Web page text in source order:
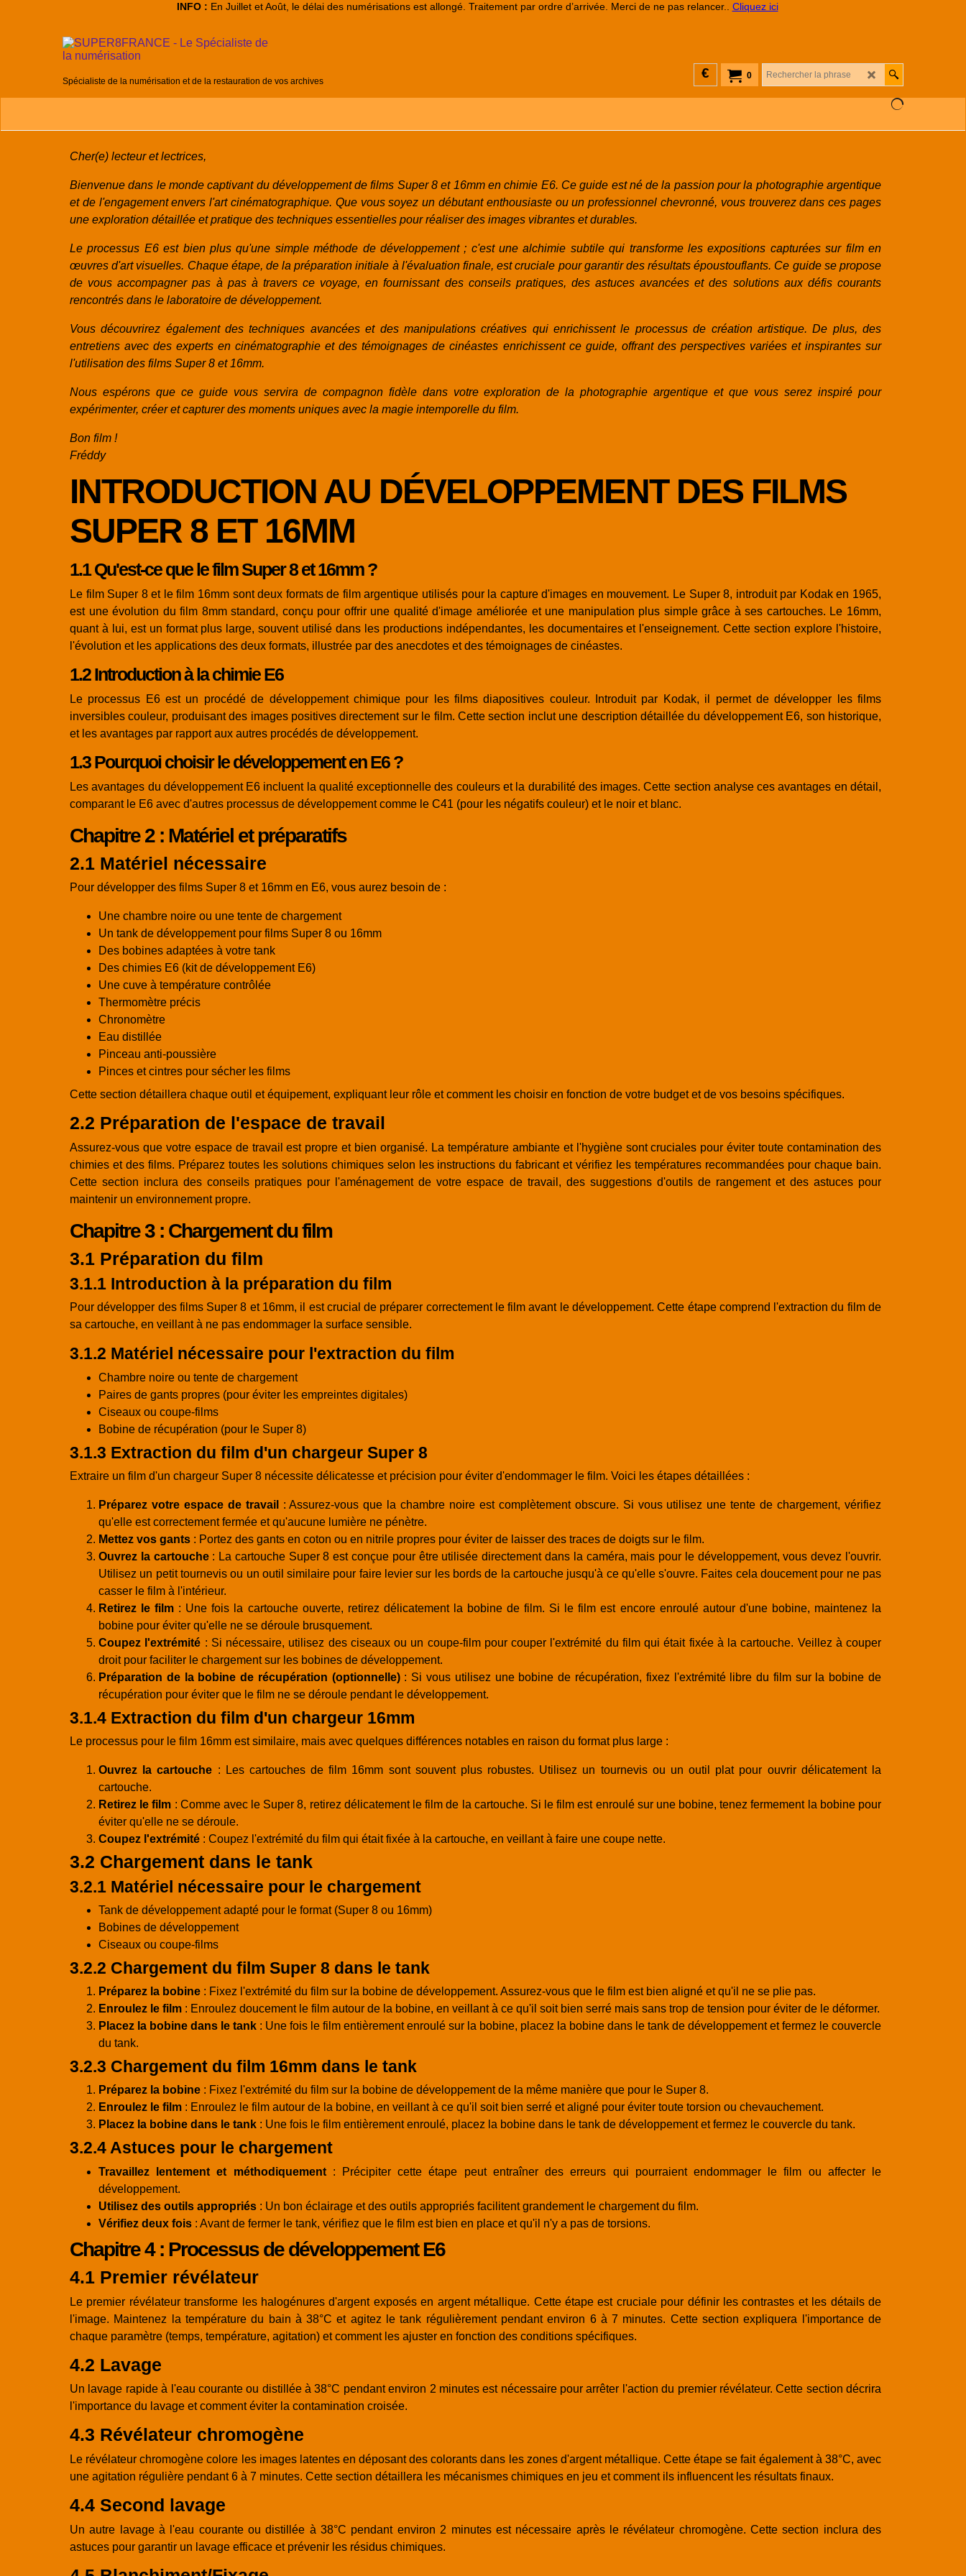
INFO : En Juillet et Août, le délai des numérisations est allongé. Traitement par ordre d’arrivée. Merci de ne pas relancer.. Cliquez ici
Spécialiste de la numérisation et de la restauration de vos archives
0
€
Cher(e) lecteur et lectrices,
Bienvenue dans le monde captivant du développement de films Super 8 et 16mm en chimie E6. Ce guide est né de la passion pour la photographie argentique
et de l'engagement envers l'art cinématographique. Que vous soyez un débutant enthousiaste ou un professionnel chevronné, vous trouverez dans ces pages
une exploration détaillée et pratique des techniques essentielles pour réaliser des images vibrantes et durables.
Le processus E6 est bien plus qu'une simple méthode de développement ; c'est une alchimie subtile qui transforme les expositions capturées sur film en
œuvres d'art visuelles. Chaque étape, de la préparation initiale à l'évaluation finale, est cruciale pour garantir des résultats époustouflants. Ce guide se propose
de vous accompagner pas à pas à travers ce voyage, en fournissant des conseils pratiques, des astuces avancées et des solutions aux défis courants
rencontrés dans le laboratoire de développement.
Vous découvrirez également des techniques avancées et des manipulations créatives qui enrichissent le processus de création artistique. De plus, des
entretiens avec des experts en cinématographie et des témoignages de cinéastes enrichissent ce guide, offrant des perspectives variées et inspirantes sur
l'utilisation des films Super 8 et 16mm.
Nous espérons que ce guide vous servira de compagnon fidèle dans votre exploration de la photographie argentique et que vous serez inspiré pour
expérimenter, créer et capturer des moments uniques avec la magie intemporelle du film.
Bon film !
Fréddy
INTRODUCTION AU DÉVELOPPEMENT DES FILMS
SUPER 8 ET 16MM
1.1 Qu'est-ce que le film Super 8 et 16mm ?
Le film Super 8 et le film 16mm sont deux formats de film argentique utilisés pour la capture d'images en mouvement. Le Super 8, introduit par Kodak en 1965,
est une évolution du film 8mm standard, conçu pour offrir une qualité d'image améliorée et une manipulation plus simple grâce à ses cartouches. Le 16mm,
quant à lui, est un format plus large, souvent utilisé dans les productions indépendantes, les documentaires et l'enseignement. Cette section explore l'histoire,
l'évolution et les applications des deux formats, illustrée par des anecdotes et des témoignages de cinéastes.
1.2 Introduction à la chimie E6
Le processus E6 est un procédé de développement chimique pour les films diapositives couleur. Introduit par Kodak, il permet de développer les films
inversibles couleur, produisant des images positives directement sur le film. Cette section inclut une description détaillée du développement E6, son historique,
et les avantages par rapport aux autres procédés de développement.
1.3 Pourquoi choisir le développement en E6 ?
Les avantages du développement E6 incluent la qualité exceptionnelle des couleurs et la durabilité des images. Cette section analyse ces avantages en détail,
comparant le E6 avec d'autres processus de développement comme le C41 (pour les négatifs couleur) et le noir et blanc.
Chapitre 2 : Matériel et préparatifs
2.1 Matériel nécessaire
Pour développer des films Super 8 et 16mm en E6, vous aurez besoin de :
Une chambre noire ou une tente de chargement
Un tank de développement pour films Super 8 ou 16mm
Des bobines adaptées à votre tank
Des chimies E6 (kit de développement E6)
Une cuve à température contrôlée
Thermomètre précis
Chronomètre
Eau distillée
Pinceau anti-poussière
Pinces et cintres pour sécher les films
Cette section détaillera chaque outil et équipement, expliquant leur rôle et comment les choisir en fonction de votre budget et de vos besoins spécifiques.
2.2 Préparation de l'espace de travail
Assurez-vous que votre espace de travail est propre et bien organisé. La température ambiante et l'hygiène sont cruciales pour éviter toute contamination des
chimies et des films. Préparez toutes les solutions chimiques selon les instructions du fabricant et vérifiez les températures recommandées pour chaque bain.
Cette section inclura des conseils pratiques pour l'aménagement de votre espace de travail, des suggestions d'outils de rangement et des astuces pour
maintenir un environnement propre.
Chapitre 3 : Chargement du film
3.1 Préparation du film
3.1.1 Introduction à la préparation du film
Pour développer des films Super 8 et 16mm, il est crucial de préparer correctement le film avant le développement. Cette étape comprend l'extraction du film de
sa cartouche, en veillant à ne pas endommager la surface sensible.
3.1.2 Matériel nécessaire pour l'extraction du film
Chambre noire ou tente de chargement
Paires de gants propres (pour éviter les empreintes digitales)
Ciseaux ou coupe-films
Bobine de récupération (pour le Super 8)
3.1.3 Extraction du film d'un chargeur Super 8
Extraire un film d'un chargeur Super 8 nécessite délicatesse et précision pour éviter d'endommager le film. Voici les étapes détaillées :
Préparez votre espace de travail
: Assurez-vous que la chambre noire est complètement obscure. Si vous utilisez une tente de chargement, vérifiez
qu'elle est correctement fermée et qu'aucune lumière ne pénètre.
Mettez vos gants : Portez des gants en coton ou en nitrile propres pour éviter de laisser des traces de doigts sur le film.
Ouvrez la cartouche: La cartouche Super 8 est conçue pour être utilisée directement dans la caméra, mais pour le développement, vous devez l'ouvrir.
Utilisez un petit tournevis ou un outil similaire pour faire levier sur les bords de la cartouche jusqu'à ce qu'elle s'ouvre. Faites cela doucement pour ne pas
casser le film à l'intérieur.
Retirez le film : Une fois la cartouche ouverte, retirez délicatement la bobine de film. Si le film est encore enroulé autour d'une bobine, maintenez la
bobine pour éviter qu'elle ne se déroule brusquement.
Coupez l'extrémité : Si nécessaire, utilisez des ciseaux ou un coupe-film pour couper l'extrémité du film qui était fixée à la cartouche. Veillez à couper
droit pour faciliter le chargement sur les bobines de développement.
Préparation de la bobine de récupération (optionnelle): Si vous utilisez une bobine de récupération, fixez l'extrémité libre du film sur la bobine de
récupération pour éviter que le film ne se déroule pendant le développement.
3.1.4 Extraction du film d'un chargeur 16mm
Le processus pour le film 16mm est similaire, mais avec quelques différences notables en raison du format plus large :
Ouvrez la cartouche : Les cartouches de film 16mm sont souvent plus robustes. Utilisez un tournevis ou un outil plat pour ouvrir délicatement la
cartouche.
Retirez le film : Comme avec le Super 8, retirez délicatement le film de la cartouche. Si le film est enroulé sur une bobine, tenez fermement la bobine pour
éviter qu'elle ne se déroule.
Coupez l'extrémité : Coupez l'extrémité du film qui était fixée à la cartouche, en veillant à faire une coupe nette.
3.2 Chargement dans le tank
3.2.1 Matériel nécessaire pour le chargement
Tank de développement adapté pour le format (Super 8 ou 16mm)
Bobines de développement
Ciseaux ou coupe-films
3.2.2 Chargement du film Super 8 dans le tank
Préparez la bobine : Fixez l'extrémité du film sur la bobine de développement. Assurez-vous que le film est bien aligné et qu'il ne se plie pas.
Enroulez le film : Enroulez doucement le film autour de la bobine, en veillant à ce qu'il soit bien serré mais sans trop de tension pour éviter de le déformer.
Placez la bobine dans le tank : Une fois le film entièrement enroulé sur la bobine, placez la bobine dans le tank de développement et fermez le couvercle
du tank.
3.2.3 Chargement du film 16mm dans le tank
Préparez la bobine : Fixez l'extrémité du film sur la bobine de développement de la même manière que pour le Super 8.
Enroulez le film : Enroulez le film autour de la bobine, en veillant à ce qu'il soit bien serré et aligné pour éviter toute torsion ou chevauchement.
Placez la bobine dans le tank : Une fois le film entièrement enroulé, placez la bobine dans le tank de développement et fermez le couvercle du tank.
3.2.4 Astuces pour le chargement
Travaillez lentement et méthodiquement: Précipiter cette étape peut entraîner des erreurs qui pourraient endommager le film ou affecter le
développement.
Utilisez des outils appropriés : Un bon éclairage et des outils appropriés facilitent grandement le chargement du film.
Vérifiez deux fois : Avant de fermer le tank, vérifiez que le film est bien en place et qu'il n'y a pas de torsions.
Chapitre 4 : Processus de développement E6
4.1 Premier révélateur
Le premier révélateur transforme les halogénures d'argent exposés en argent métallique. Cette étape est cruciale pour définir les contrastes et les détails de
l'image. Maintenez la température du bain à 38°C et agitez le tank régulièrement pendant environ 6 à 7 minutes. Cette section expliquera l'importance de
chaque paramètre (temps, température, agitation) et comment les ajuster en fonction des conditions spécifiques.
4.2 Lavage
Un lavage rapide à l'eau courante ou distillée à 38°C pendant environ 2 minutes est nécessaire pour arrêter l'action du premier révélateur. Cette section décrira
l'importance du lavage et comment éviter la contamination croisée.
4.3 Révélateur chromogène
Le révélateur chromogène colore les images latentes en déposant des colorants dans les zones d'argent métallique. Cette étape se fait également à 38°C, avec
une agitation régulière pendant 6 à 7 minutes. Cette section détaillera les mécanismes chimiques en jeu et comment ils influencent les résultats finaux.
4.4 Second lavage
Un autre lavage à l'eau courante ou distillée à 38°C pendant environ 2 minutes est nécessaire après le révélateur chromogène. Cette section inclura des
astuces pour garantir un lavage efficace et prévenir les résidus chimiques.